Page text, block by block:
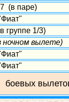
(в паре)
1/3)
ночном вылете)
боевых